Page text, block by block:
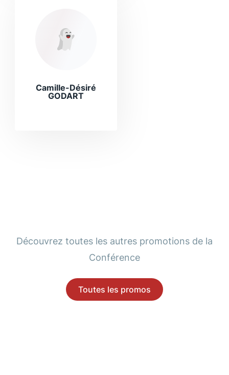
Camille-Désiré
GODART
Découvrez toutes les autres promotions de la
Conférence
Toutes les promos